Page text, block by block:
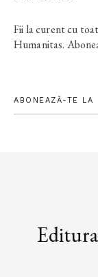
Fii la curent cu
Humanitas.
ABONEAZĂ-TE LA